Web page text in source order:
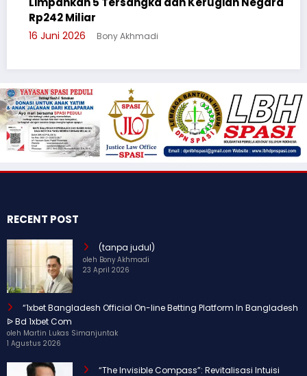
Bony Akhmadi
Cegah
RECENT POST
(tanpa judul)
oleh Bony Akhmadi
23 April 2026
“1xbet Bangladesh Official On-line Betting Platform In Bangladesh
ᐉ Bd 1xbet Com
oleh Martin Lukas Simanjuntak
1 Agustus 2026